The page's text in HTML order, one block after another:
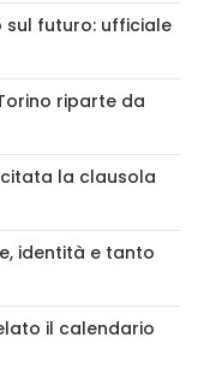
futuro: ufficiale
riparte da
la clausola
identità e tanto
il calendario